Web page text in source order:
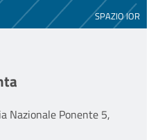
SPAZIO IOR
Nazionale Ponente 5,